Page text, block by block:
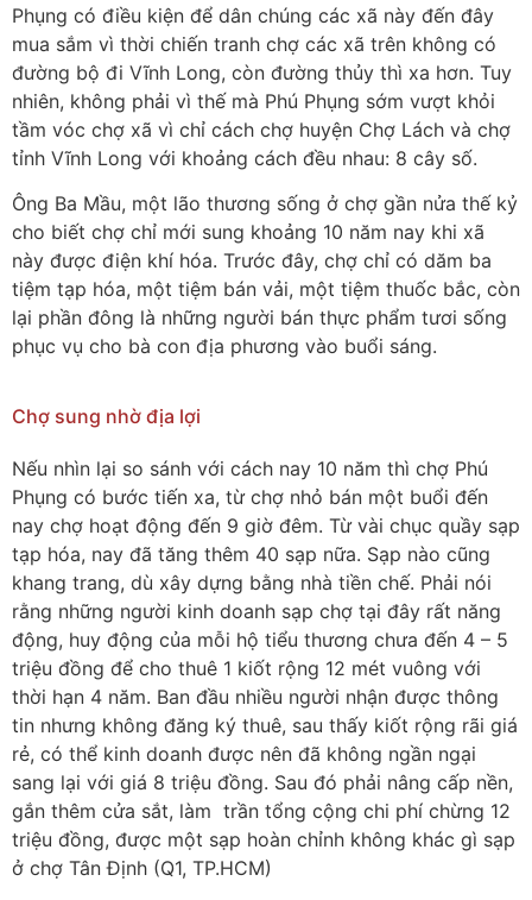
Phụng có điều kiện để dân chúng các xã này đến đây
mua sắm vì thời chiến tranh chợ các xã trên không có
đường bộ đi Vĩnh Long, còn đường thủy thì xa hơn. Tuy
nhiên, không phải vì thế mà Phú Phụng sớm vượt khỏi
tầm vóc chợ xã vì chỉ cách chợ huyện Chợ Lách và chợ
tỉnh Vĩnh Long với khoảng cách đều nhau: 8 cây số.
Ông Ba Mầu, một lão thương sống ở chợ gần nửa thế kỷ
cho biết chợ chỉ mới sung khoảng 10 năm nay khi xã
này được điện khí hóa. Trước đây, chợ chỉ có dăm ba
tiệm tạp hóa, một tiệm bán vải, một tiệm thuốc bắc, còn
lại phần đông là những người bán thực phẩm tươi sống
phục vụ cho bà con địa phương vào buổi sáng.
Chợ sung nhờ địa lợi
Nếu nhìn lại so sánh với cách nay 10 năm thì chợ Phú
Phụng có bước tiến xa, từ chợ nhỏ bán một buổi đến
nay chợ hoạt động đến 9 giờ đêm. Từ vài chục quầy sạp
tạp hóa, nay đã tăng thêm 40 sạp nữa. Sạp nào cũng
khang trang, dù xây dựng bằng nhà tiền chế. Phải nói
rằng những người kinh doanh sạp chợ tại đây rất năng
động, huy động của mỗi hộ tiểu thương chưa đến 4 – 5
triệu đồng để cho thuê 1 kiốt rộng 12 mét vuông với
thời hạn 4 năm. Ban đầu nhiều người nhận được thông
tin nhưng không đăng ký thuê, sau thấy kiốt rộng rãi giá
rẻ, có thể kinh doanh được nên đã không ngần ngại
sang lại với giá 8 triệu đồng. Sau đó phải nâng cấp nền,
gắn thêm cửa sắt, làm trần tổng cộng chi phí chừng 12
triệu đồng, được một sạp hoàn chỉnh không khác gì sạp
ở chợ Tân Định (Q1, TP.HCM)